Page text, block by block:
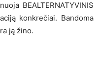
BEALTERNATYVINIS
konkrečiai. Bandoma
ją žino.